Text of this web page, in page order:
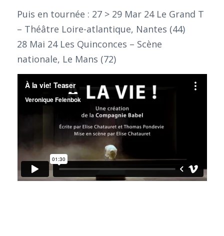
Puis en tournée : 27 > 29 Mar 24 Le Grand T
– Théâtre Loire-atlantique, Nantes (44)
28 Mai 24 Les Quinconces – Scène
nationale, Le Mans (72)